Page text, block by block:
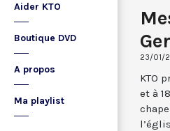
Aider KTO
Boutique DVD
A propos
Ma playlist
23/01/
KTO
et à